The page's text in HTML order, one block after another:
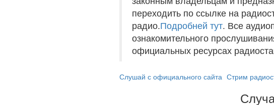
переходить по ссылке на
радио.Подробней тут. Все
ознакомительного
официальных ресурсах
Слушай с официального сайта Стрим